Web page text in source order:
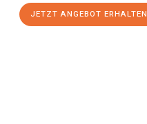
JETZT ANGEBOT ERHALTEN